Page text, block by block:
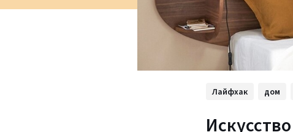
Лайфхак дом